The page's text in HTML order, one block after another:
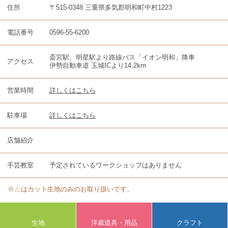
住所 〒515-0348 三重県多気郡明和町中村1223
電話番号 0596-55-6200
アクセス
斎宮駅、明星駅より路線バス「イオン明和」降車
伊勢自動車道 玉城ICより14.2km
営業時間 詳しくはこちら
駐車場 詳しくはこちら
店舗紹介
手芸教室 予定されているワークショップはありません
※△はカット生地のみのお取り扱いです。
生地 洋裁道具・用品 クラフト